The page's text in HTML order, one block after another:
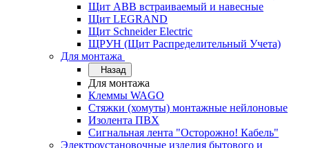
Щит ABB встраиваемый и навесные
Щит LEGRAND
Щит Schneider Electric
ЩРУН (Щит Распределительный Учета)
Для монтажа
Назад
Для монтажа
Клеммы WAGO
Стяжки (хомуты) монтажные нейлоновые
Изолента ПВХ
Сигнальная лента "Осторожно! Кабель"
Электроустановочные изделия бытового и